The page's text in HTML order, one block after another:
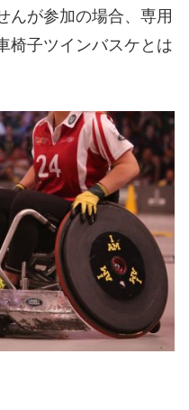
んが参加の場合、専用
椅子ツインバスケとは